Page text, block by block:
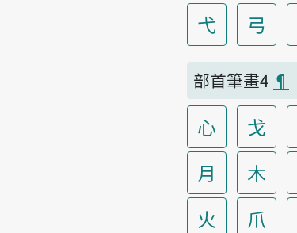
弋
弓
部首筆畫4 ¶
心 戈
月
木
火 爪